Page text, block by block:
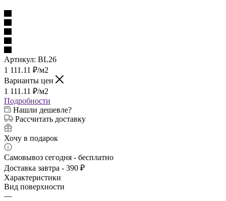
Артикул: BL26
1 111.11 ₽/м2
Варианты цен
1 111.11 ₽/м2
Подробности
Нашли дешевле?
Рассчитать доставку
Хочу в подарок
Самовывоз сегодня - бесплатно
Доставка завтра - 390 ₽
Характеристики
Вид поверхности
—